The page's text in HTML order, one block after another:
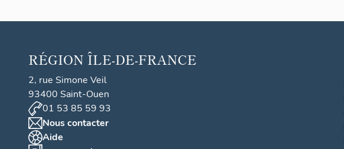
RÉGION ÎLE-DE-FRANCE
2, rue Simone Veil
93400 Saint-Ouen
01 53 85 59 93
Nous contacter
Aide